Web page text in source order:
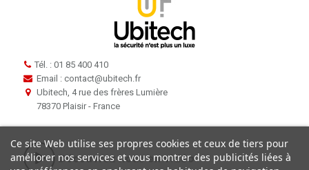
Tél. : 01 85 400 410
Email : contact@ubitech.fr
Ubitech, 4 rue des frères Lumière
78370 Plaisir - France
Ce site Web utilise ses propres cookies et ceux de tiers pour
améliorer nos services et vous montrer des publicités liées à